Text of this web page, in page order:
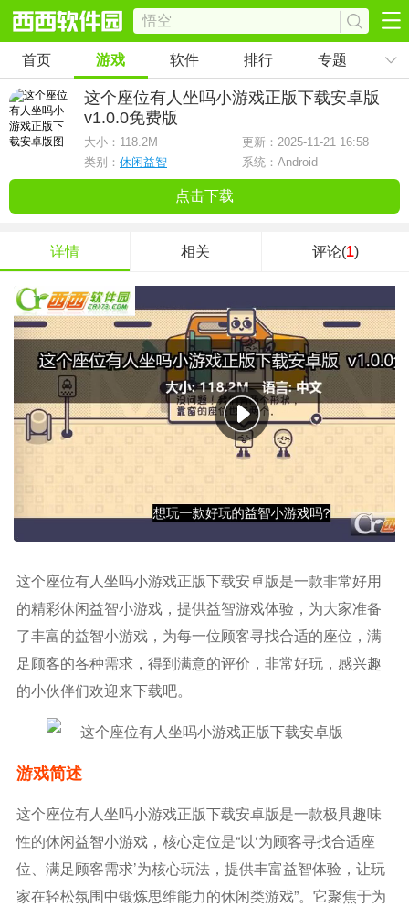
首页 游戏 软件 排行 专题
这个座位有人坐吗小游戏正版下载安卓版
v1.0.0免费版
大小： 118.2M
更新：2025-11-21 16:58
类别： 休闲益智 系统：Android
点击下载
详情 相关 评论(1)
这个座位有人坐吗小游戏正版下载安卓版是一款非常好用
的精彩休闲益智小游戏，提供益智游戏体验，为大家准备
了丰富的益智小游戏，为每一位顾客寻找合适的座位，满
足顾客的各种需求，得到满意的评价，非常好玩，感兴趣
的小伙伴们欢迎来下载吧。
游戏简述
这个座位有人坐吗小游戏正版下载安卓版是一款极具趣味
性的休闲益智小游戏，核心定位是“以‘为顾客寻找合适座
位、满足顾客需求’为核心玩法，提供丰富益智体验，让玩
家在轻松氛围中锻炼思维能力的休闲类游戏”。它聚焦于为